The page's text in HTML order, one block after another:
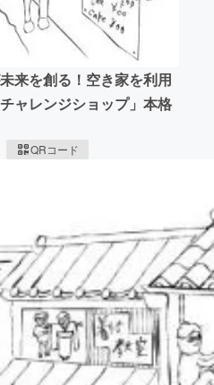
来を創る！空き家を利用
ャレンジショップ」本格
QRコード